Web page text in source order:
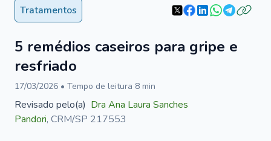
Tratamentos
5 remédios caseiros para gripe e
resfriado
17/03/2026 • Tempo de leitura 8 min
Revisado pelo(a) Dra Ana Laura Sanches
Pandori, CRM/SP 217553